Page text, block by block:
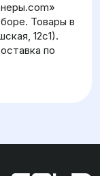
Товары в
12с1).
по